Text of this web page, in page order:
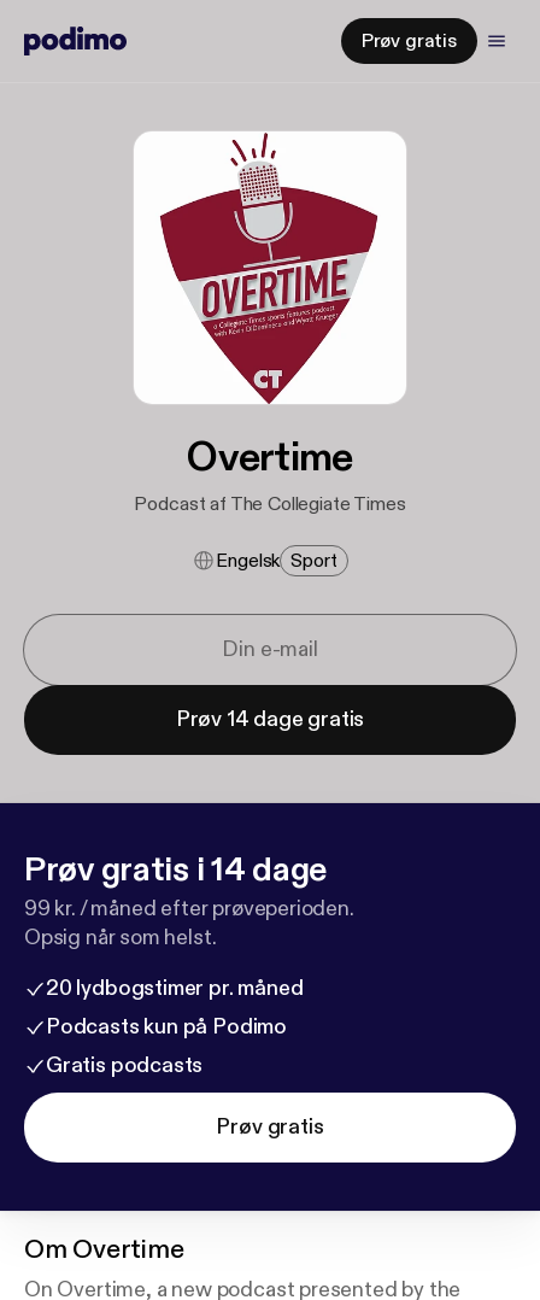
Prøv gratis
Overtime
Podcast af The Collegiate Times
Engelsk Sport
Prøv 14 dage gratis
Prøv gratis i 14 dage
99 kr. / måned efter prøveperioden.
Opsig når som helst.
20 lydbogstimer pr. måned
Podcasts kun på Podimo
Gratis podcasts
Prøv gratis
Om Overtime
On Overtime, a new podcast presented by the